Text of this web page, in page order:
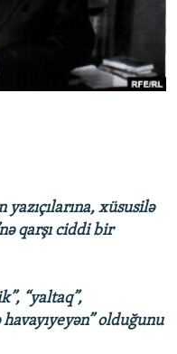
xüsusilə
qarşı ciddi bir
“yaltaq”,
havayıyeyən” olduğunu